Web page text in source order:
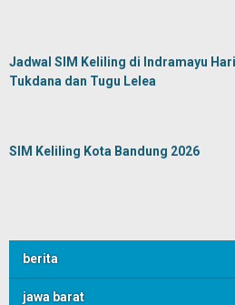
Jadwal SIM Keliling di Indramayu
Tukdana dan Tugu Lelea
SIM Keliling Kota Bandung 2026
berita
jawa barat